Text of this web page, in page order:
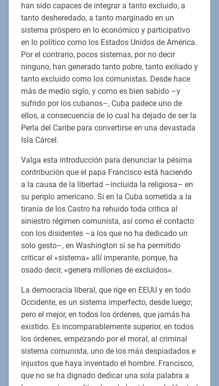
han sido capaces de integrar a tanto excluido, a
tanto desheredado, a tanto marginado en un
sistema próspero en lo económico y participativo
en lo político como los Estados Unidos de América.
Por el contrario, pocos sistemas, por no decir
ninguno, han generado tanto pobre, tanto exiliado y
tanto excluido como los comunistas. Desde hace
más de medio siglo, y como es bien sabido –y
sufrido por los cubanos–, Cuba padece uno de
ellos, a consecuencia de lo cual ha dejado de ser la
Perla del Caribe para convertirse en una devastada
Isla Cárcel.
Valga esta introducción para denunciar la pésima
contribución que el papa Francisco está haciendo
a la causa de la libertad –incluida la religiosa– en
su periplo americano. Si en la Cuba sometida a la
tiranía de los Castro ha rehuido toda critica al
siniestro régimen comunista, así como el contacto
con los disidentes –a los que no ha dedicado un
solo gesto–, en Washington sí se ha permitido
criticar el «sistema» allí imperante, porque, ha
osado decir, «genera millones de excluidos».
La democracia liberal, que rige en EEUU y en todo
Occidente, es un sistema imperfecto, desde luego;
pero el mejor, en todos los órdenes, que jamás ha
existido. Es incomparablemente superior, en todos
los órdenes, empezando por el moral, al criminal
sistema comunista, uno de los más despiadados e
injustos que haya inventado el hombre. Francisco,
que no se ha dignado dedicar una sola palabra a